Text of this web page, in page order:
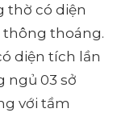
thờ có diện
thông thoáng.
diện tích lần
ngủ 03 sở
với tầm